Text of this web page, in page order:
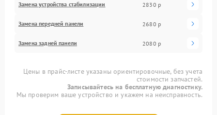
Замена устройства стабилизации 2830 р
Замена передней панели 2680 р
Замена задней панели 2080 р
Цены в прайс-листе указаны ориентировочные, без учета
стоимости запчастей.
Записывайтесь на бесплатную диагностику.
Мы проверим ваше устройство и укажем на неисправность.